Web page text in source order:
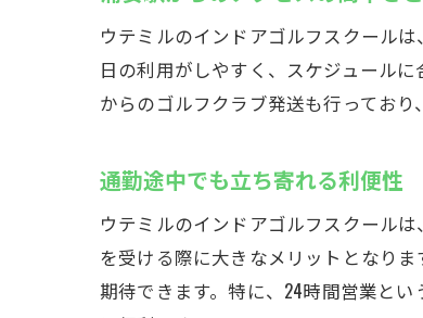
ウテミルのインドアゴルフスクール
日の利用がしやすく、スケジュール
からのゴルフクラブ発送も行ってお
通勤途中でも立ち寄れる利便性
ウテミルのインドアゴルフスクール
を受ける際に大きなメリットとなり
期待できます。特に、24時間営業と